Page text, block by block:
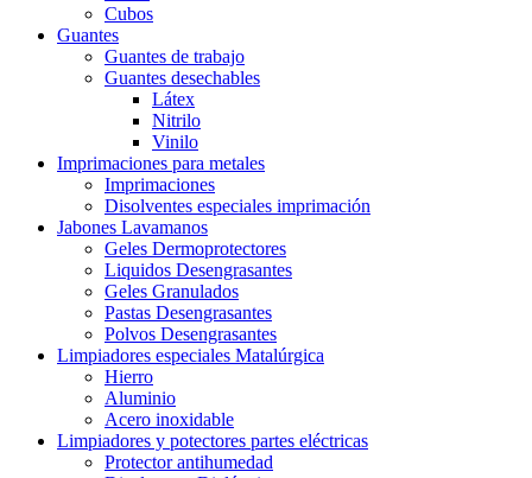
Cubos
Guantes
Guantes de trabajo
Guantes desechables
Látex
Nitrilo
Vinilo
Imprimaciones para metales
Imprimaciones
Disolventes especiales imprimación
Jabones Lavamanos
Geles Dermoprotectores
Liquidos Desengrasantes
Geles Granulados
Pastas Desengrasantes
Polvos Desengrasantes
Limpiadores especiales Matalúrgica
Hierro
Aluminio
Acero inoxidable
Limpiadores y potectores partes eléctricas
Protector antihumedad